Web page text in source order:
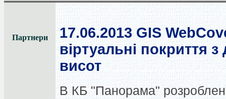
Партнери 17.06.2013 GIS
віртуальні покриття
висот
В КБ "Панорама"